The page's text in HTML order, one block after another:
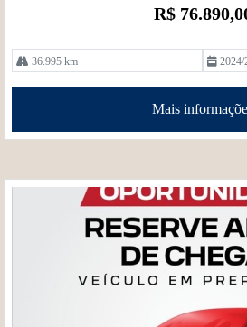
R$
36.995 km 2024/
Mais